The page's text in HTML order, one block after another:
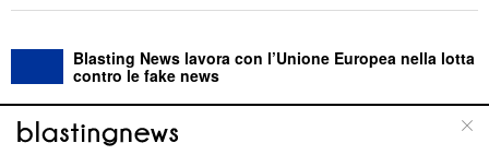
Blasting News lavora con l’Unione Europea nella lotta
contro le fake news
ABOUT LINEA EDITORIALE